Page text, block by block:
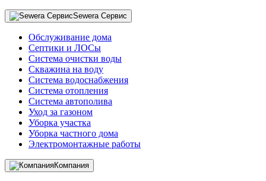
Sewera Сервис
Обслуживание дома
Септики и ЛОСы
Система очистки воды
Скважина на воду
Система водоснабжения
Система отопления
Система автополива
Уход за газоном
Уборка участка
Уборка частного дома
Электромонтажные работы
Компания